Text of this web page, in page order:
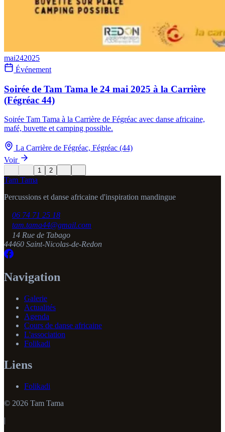
mai242025
Événement
Soirée de Tam Tama le 24 mai 2025 à la Carrière
(Fégréac 44)
Soirée Tam Tama à la Carrière de Fégréac avec danse africaine,
mafé, buvette et camping possible.
La Carrière de Fégréac, Fégréac (44)
Voir
1 2
Tam Tama
Percussions et danse africaine d'inspiration mandingue
06 74 71 25 18
tam.tama44@gmail.com
14 Rue de Tabago
44460 Saint-Nicolas-de-Redon
Navigation
Galerie
Actualités
Agenda
Cours de danse africaine
L'association
Folikadi
Liens
Folikadi
© 2026 Tam Tama
|